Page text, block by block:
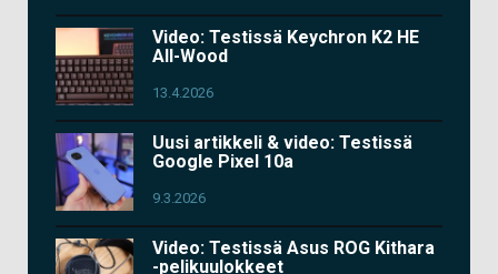
Video: Testissä Keychron K2 HE
All-Wood
13.4.2026
Uusi artikkeli & video: Testissä
Google Pixel 10a
9.3.2026
Video: Testissä Asus ROG Kithara
-pelikuulokkeet